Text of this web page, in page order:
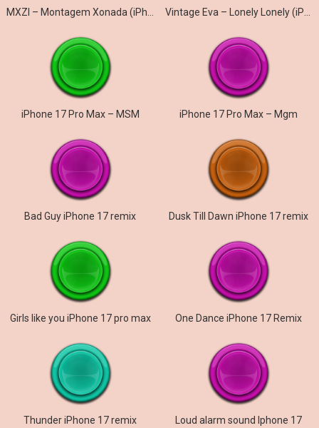
iPhone 17 Pro Max – MSM iPhone 17 Pro Max – Mgm
Bad Guy iPhone 17 remix Dusk Till Dawn iPhone 17 remix
Girls like you iPhone 17 pro max One Dance iPhone 17 Remix
Thunder iPhone 17 remix Loud alarm sound Iphone 17